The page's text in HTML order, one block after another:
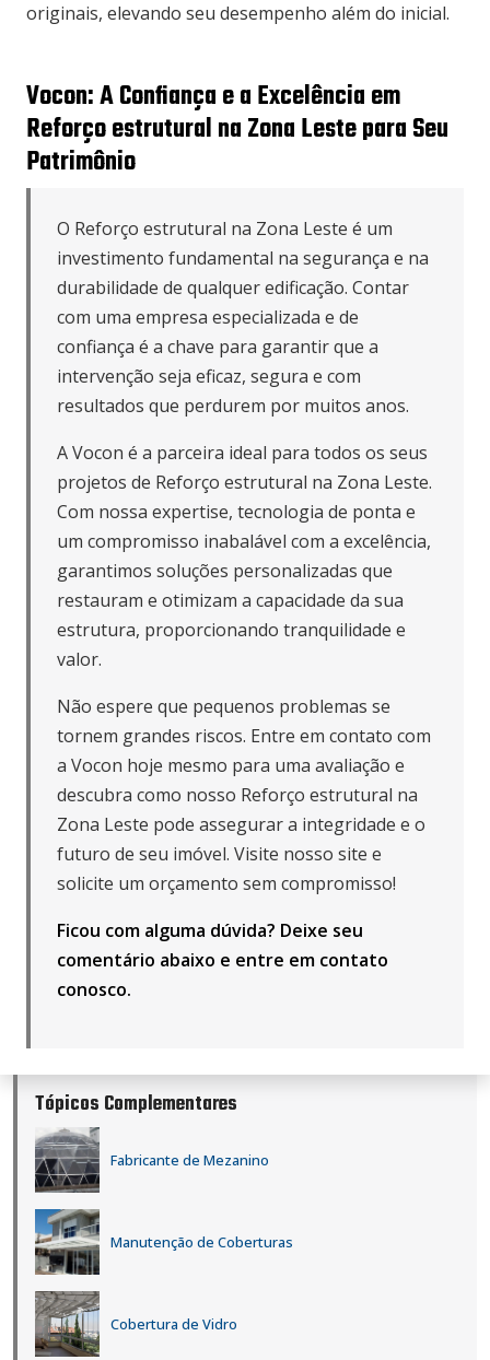
originais, elevando seu desempenho além do inicial.
Vocon: A Confiança e a Excelência em
Reforço estrutural na Zona Leste para Seu
Patrimônio
O Reforço estrutural na Zona Leste é um
investimento fundamental na segurança e na
durabilidade de qualquer edificação. Contar
com uma empresa especializada e de
confiança é a chave para garantir que a
intervenção seja eficaz, segura e com
resultados que perdurem por muitos anos.
A Vocon é a parceira ideal para todos os seus
projetos de Reforço estrutural na Zona Leste.
Com nossa expertise, tecnologia de ponta e
um compromisso inabalável com a excelência,
garantimos soluções personalizadas que
restauram e otimizam a capacidade da sua
estrutura, proporcionando tranquilidade e
valor.
Não espere que pequenos problemas se
tornem grandes riscos. Entre em contato com
a Vocon hoje mesmo para uma avaliação e
descubra como nosso Reforço estrutural na
Zona Leste pode assegurar a integridade e o
futuro de seu imóvel. Visite nosso site e
solicite um orçamento sem compromisso!
Ficou com alguma dúvida? Deixe seu
comentário abaixo e entre em contato
conosco.
Tópicos Complementares
Fabricante de Mezanino
Manutenção de Coberturas
Cobertura de Vidro